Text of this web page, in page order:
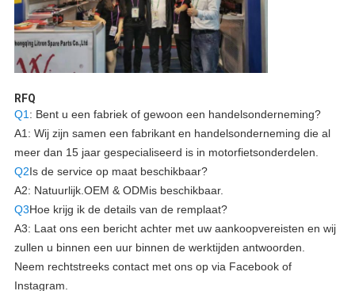
RFQ
Q1 : Bent u een fabriek of gewoon een handelsonderneming?
A1: Wij zijn samen een fabrikant en handelsonderneming die al
meer dan 15 jaar gespecialiseerd is in motorfietsonderdelen.
Q2Is de service op maat beschikbaar?
A2: Natuurlijk. OEM & ODMis beschikbaar.
Q3Hoe krijg ik de details van de remplaat?
A3: Laat ons een bericht achter met uw aankoopvereisten en wij
zullen u binnen een uur binnen de werktijden antwoorden.
Neem rechtstreeks contact met ons op via Facebook of
Instagram.